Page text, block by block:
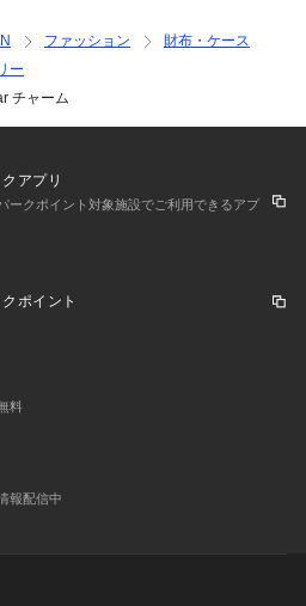
ファッション
財布・ケース
ー
チャーム
アプリ
ークポイント対象施設でご利用できるアプ
ポイント
料
報配信中